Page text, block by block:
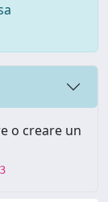
o creare un